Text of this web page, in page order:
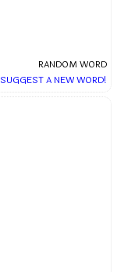
RANDOM WORD
SUGGEST A NEW WORD!